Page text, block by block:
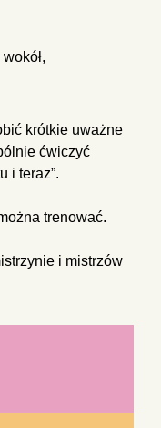
krótkie uważne
ćwiczyć
i teraz”.
trenować.
i mistrzów